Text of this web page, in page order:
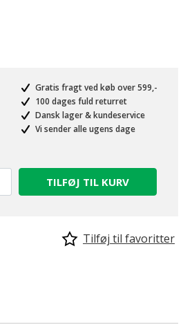
Gratis fragt ved køb over 599,-
100 dages fuld returret
Dansk lager & kundeservice
Vi sender alle ugens dage
TILFØJ TIL KURV
Tilføj til favoritter